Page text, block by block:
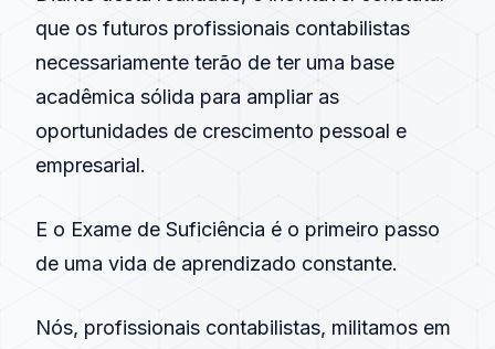
que os futuros profissionais contabilistas
necessariamente terão de ter uma base
acadêmica sólida para ampliar as
oportunidades de crescimento pessoal e
empresarial.
E o Exame de Suficiência é o primeiro passo
de uma vida de aprendizado constante.
Nós, profissionais contabilistas, militamos em